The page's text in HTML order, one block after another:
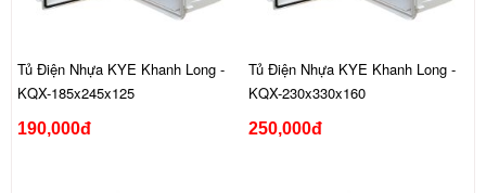
Tủ Điện Nhựa KYE Khanh Long -
KQX-185x245x125
190,000đ
Tủ Điện Nhựa KYE Khanh Long -
KQX-230x330x160
250,000đ